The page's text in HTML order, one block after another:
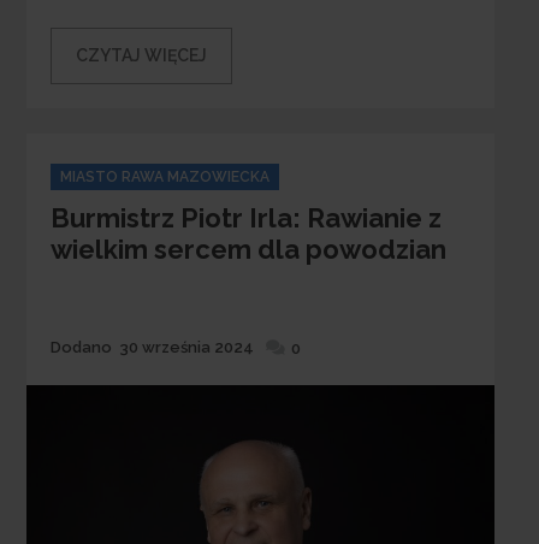
CZYTAJ WIĘCEJ
Categories
MIASTO RAWA MAZOWIECKA
Burmistrz Piotr Irla: Rawianie z
wielkim sercem dla powodzian
Dodane
Dodano 30 września 2024 0